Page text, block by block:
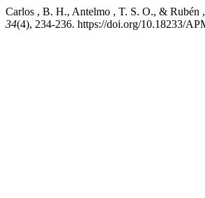
Carlos , B. H., Antelmo , T. S. O., & Rubén
34(4), 234-236. https://doi.org/10.18233/